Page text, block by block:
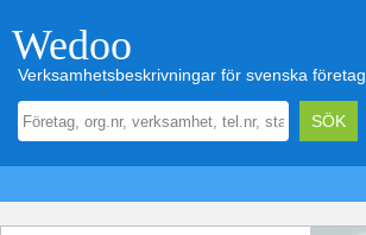
Wedoo
Verksamhetsbeskrivningar för svenska företag